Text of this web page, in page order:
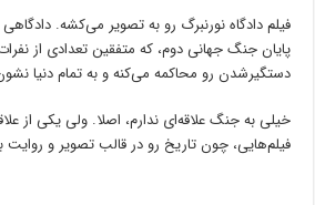
پایان جنگ جهانی دوم، که متفقین تعدادی از
دستگیرشدن رو محاکمه می‌کنه و به تمام دنیا
خیلی به جنگ علاقه‌ای ندارم، اصلا. ولی یکی از
فیلم‌هایی، چون تاریخ رو در قالب تصویر و روایت